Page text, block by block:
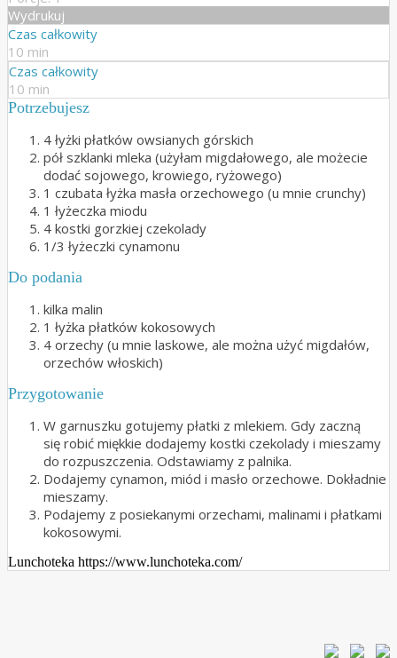
Wydrukuj
Czas całkowity
10 min
Czas całkowity
10 min
Potrzebujesz
4 łyżki płatków owsianych górskich
pół szklanki mleka (użyłam migdałowego, ale możecie
dodać sojowego, krowiego, ryżowego)
1 czubata łyżka masła orzechowego (u mnie crunchy)
1 łyżeczka miodu
4 kostki gorzkiej czekolady
1/3 łyżeczki cynamonu
Do podania
kilka malin
1 łyżka płatków kokosowych
4 orzechy (u mnie laskowe, ale można użyć migdałów,
orzechów włoskich)
Przygotowanie
W garnuszku gotujemy płatki z mlekiem. Gdy zaczną
się robić miękkie dodajemy kostki czekolady i mieszamy
do rozpuszczenia. Odstawiamy z palnika.
Dodajemy cynamon, miód i masło orzechowe. Dokładnie
mieszamy.
Podajemy z posiekanymi orzechami, malinami i płatkami
kokosowymi.
Lunchoteka https://www.lunchoteka.com/